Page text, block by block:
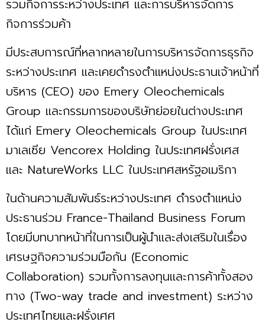
รวมกิจการระหว่างประเทศ และการบริหารจัดการ
กิจการร่วมค้า
มีประสบการณ์ที่หลากหลายในการบริหารจัดการธุรกิจ
ระหว่างประเทศ และเคยดำรงตำแหน่งประธานเจ้าหน้าที่
บริหาร (CEO) ของ Emery Oleochemicals
Group และกรรมการของบริษัทย่อยในต่างประเทศ
ได้แก่ Emery Oleochemicals Group ในประเทศ
มาเลเซีย Vencorex Holding ในประเทศฝรั่งเศส
และ NatureWorks LLC ในประเทศสหรัฐอเมริกา
ในด้านความสัมพันธ์ระหว่างประเทศ ดำรงตำแหน่ง
ประธานร่วม France-Thailand Business Forum
โดยมีบทบาทหน้าที่ในการเป็นผู้นำและส่งเสริมในเรื่อง
เศรษฐกิจความร่วมมือกัน (Economic
Collaboration) รวมทั้งการลงทุนและการค้าทั้งสอง
ทาง (Two-way trade and investment) ระหว่าง
ประเทศไทยและฝรั่งเศศ